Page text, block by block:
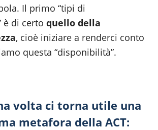
Il primo “tipi di
è di certo quello della
, cioè iniziare a renderci conto
questa “disponibilità”.
volta ci torna utile una
metafora della ACT: